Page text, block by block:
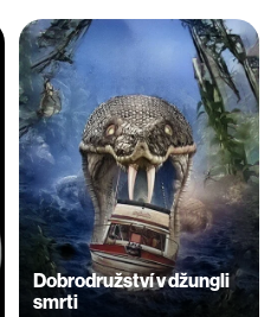
Dobrodružství v džungli
smrti